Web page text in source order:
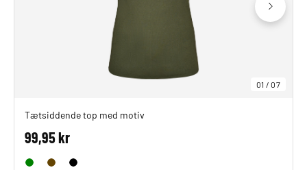
01 /07
Tætsiddende top med motiv
99,95 kr